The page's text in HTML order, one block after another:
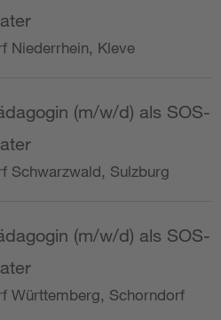
Niederrhein, Kleve
(m/w/d) als SOS-
Schwarzwald, Sulzburg
(m/w/d) als SOS-
Württemberg, Schorndorf